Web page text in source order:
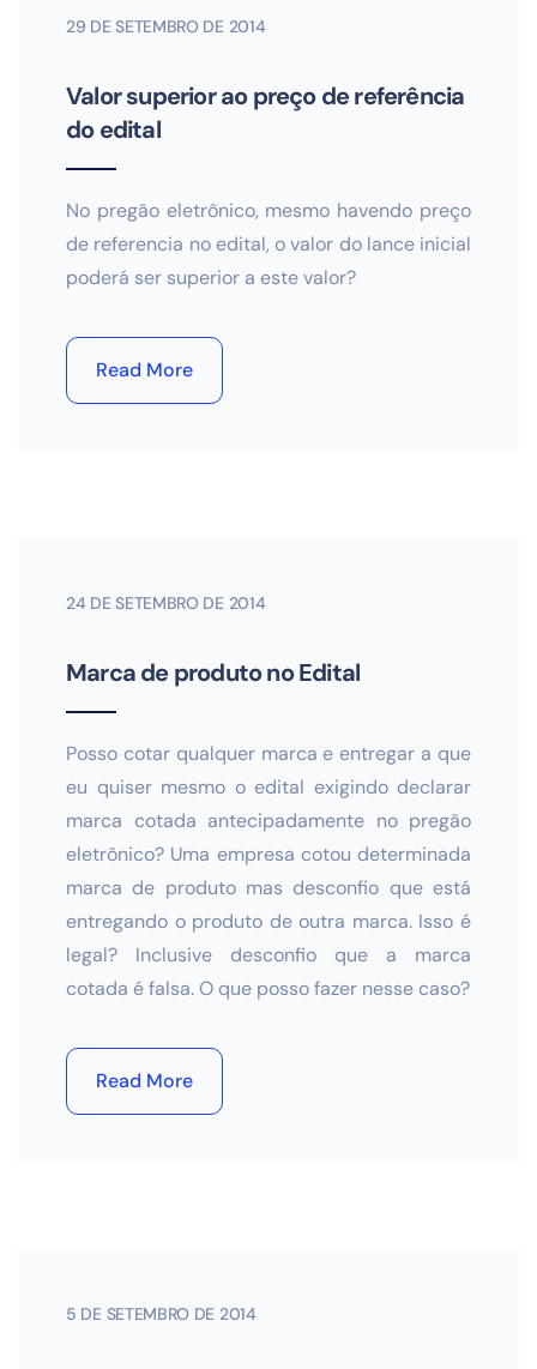
29 DE SETEMBRO DE 2014
Valor superior ao preço de referência
do edital
No pregão eletrônico, mesmo havendo preço
de referencia no edital, o valor do lance inicial
poderá ser superior a este valor?
Read More
24 DE SETEMBRO DE 2014
Marca de produto no Edital
Posso cotar qualquer marca e entregar a que
eu quiser mesmo o edital exigindo declarar
marca cotada antecipadamente no pregão
eletrônico? Uma empresa cotou determinada
marca de produto mas desconfio que está
entregando o produto de outra marca. Isso é
legal? Inclusive desconfio que a marca
cotada é falsa. O que posso fazer nesse caso?
Read More
5 DE SETEMBRO DE 2014